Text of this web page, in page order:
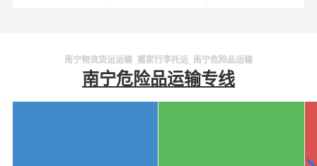
南宁物流货运运输_搬家行李托运_南宁危险品运输
南宁危险品运输专线